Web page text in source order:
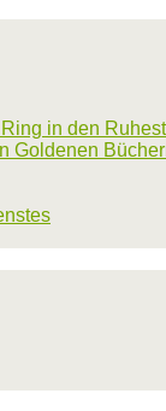
in den
Goldenen